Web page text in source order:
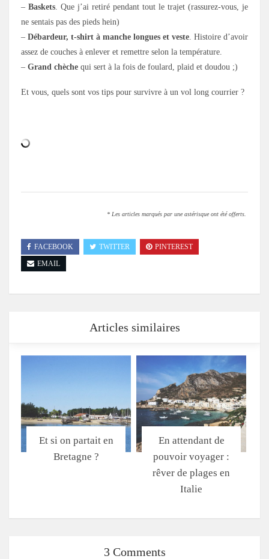
– Baskets . Que j’ai retiré pendant tout le trajet (rassurez-vous, je
ne sentais pas des pieds hein)
– Débardeur, t-shirt à manche longues et veste . Histoire d’avoir
assez de couches à enlever et remettre selon la température.
– Grand chèche qui sert à la fois de foulard, plaid et doudou ;)
Et vous, quels sont vos tips pour survivre à un vol long courrier ?
* Les articles marqués par une astérisque ont été offerts.
FACEBOOK TWITTER
PINTEREST
EMAIL
Articles similaires
Et si on partait en
Bretagne ?
En attendant de
pouvoir voyager :
rêver de plages en
Italie
3 Comments